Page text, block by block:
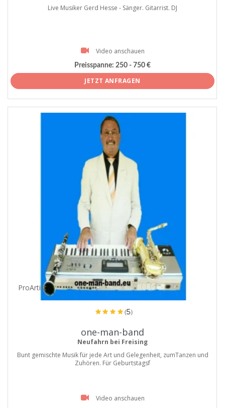
Live Musiker Gerd Hesse - Sänger. Gitarrist. DJ
Video anschauen
Preisspanne: 250 - 750 €
JETZT ANFRAGEN
ProArtist
(5)
one-man-band
Neufahrn bei Freising
Bunt gemischte Musik für jede Art und Gelegenheit, zumTanzen und
Zuhören. Für Geburtstagsf
Video anschauen